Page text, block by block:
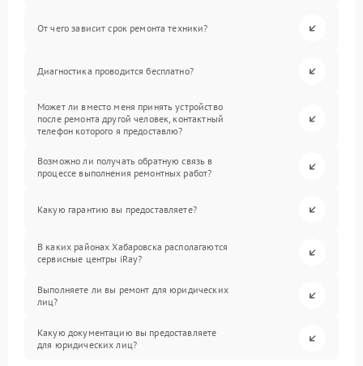
От чего зависит срок ремонта техники?
Диагностика проводится бесплатно?
Может ли вместо меня принять устройство
после ремонта другой человек, контактный
телефон которого я предоставлю?
Возможно ли получать обратную связь в
процессе выполнения ремонтных работ?
Какую гарантию вы предоставляете?
В каких районах Хабаровска располагаются
сервисные центры iRay?
Выполняете ли вы ремонт для юридических
лиц?
Какую документацию вы предоставляете
для юридических лиц?